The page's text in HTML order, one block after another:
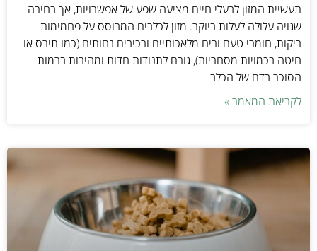
תעשיית המזון לבעלי חיים מציעה שפע של אפשרויות, אך בחירה
שגויה עלולה לעלות ביוקר. מזון לכלבים המבוסס על פחמימות
ריקות, חומרי טעם וריח מלאכותיים ורכיבים נחותים (כמו תירס או
חיטה בכמויות מסחריות), גורם לתנודות חדות ומהירות ברמות
הסוכר בדם של הכלב
לקריאת המאמר »